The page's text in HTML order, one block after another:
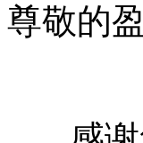
尊敬的